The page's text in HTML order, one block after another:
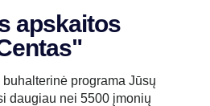
programa Jūsų
daugiau nei 5500 įmonių
apskaitos